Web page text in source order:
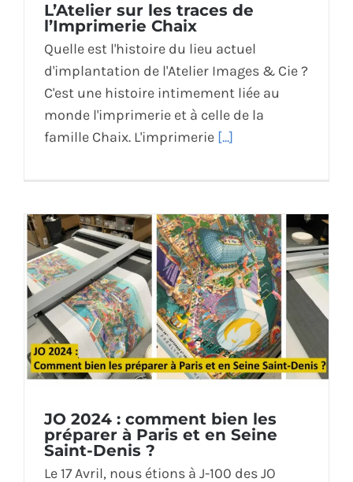
L’Atelier sur les traces de
l’Imprimerie Chaix
Quelle est l'histoire du lieu actuel
d'implantation de l'Atelier Images & Cie ?
C'est une histoire intimement liée au
monde l'imprimerie et à celle de la
famille Chaix. L'imprimerie [...]
JO 2024 : comment bien les
préparer à Paris et en Seine
Saint-Denis ?
Le 17 Avril, nous étions à J-100 des JO